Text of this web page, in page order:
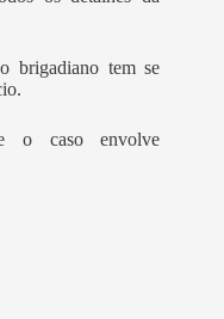
brigadiano tem se
o caso envolve